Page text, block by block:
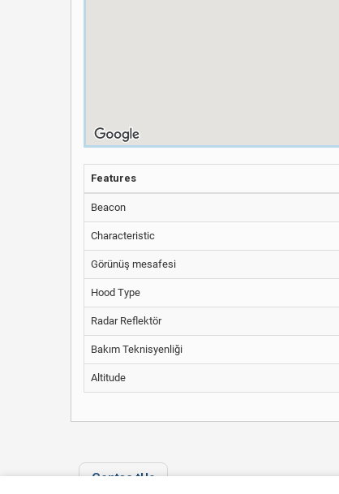
Features
Beacon
Characteristic
Görünüş mesafesi
Hood Type
Radar Reflektör
Bakım Teknisyenliği
Altitude
Contac tUs